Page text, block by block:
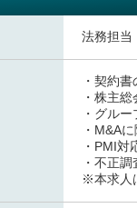
法務担当
・契約
・株主
・グル
・M&A
・PMI
・不正調
※本求人